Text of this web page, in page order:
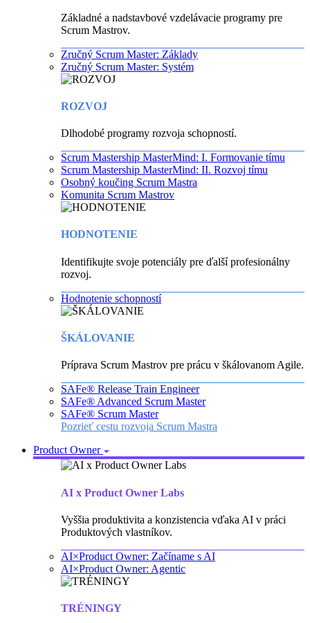
Základné a nadstavbové vzdelávacie programy pre
Scrum Mastrov.
Zručný Scrum Master: Základy
Zručný Scrum Master: Systém
ROZVOJ
Dlhodobé programy rozvoja schopností.
Scrum Mastership MasterMind: I. Formovanie tímu
Scrum Mastership MasterMind: II. Rozvoj tímu
Osobný koučing Scrum Mastra
Komunita Scrum Mastrov
HODNOTENIE
Identifikujte svoje potenciály pre ďalší profesionálny
rozvoj.
Hodnotenie schopností
ŠKÁLOVANIE
Príprava Scrum Mastrov pre prácu v škálovanom Agile.
SAFe® Release Train Engineer
SAFe® Advanced Scrum Master
SAFe® Scrum Master
Pozrieť cestu rozvoja Scrum Mastra
Product Owner
AI x Product Owner Labs
Vyššia produktivita a konzistencia vďaka AI v práci
Produktových vlastníkov.
AI×Product Owner: Začíname s AI
AI×Product Owner: Agentic
TRÉNINGY